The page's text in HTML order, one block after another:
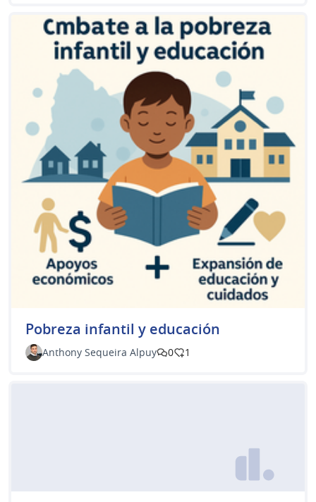
Pobreza infantil y educación
Anthony Sequeira Alpuy 0 1